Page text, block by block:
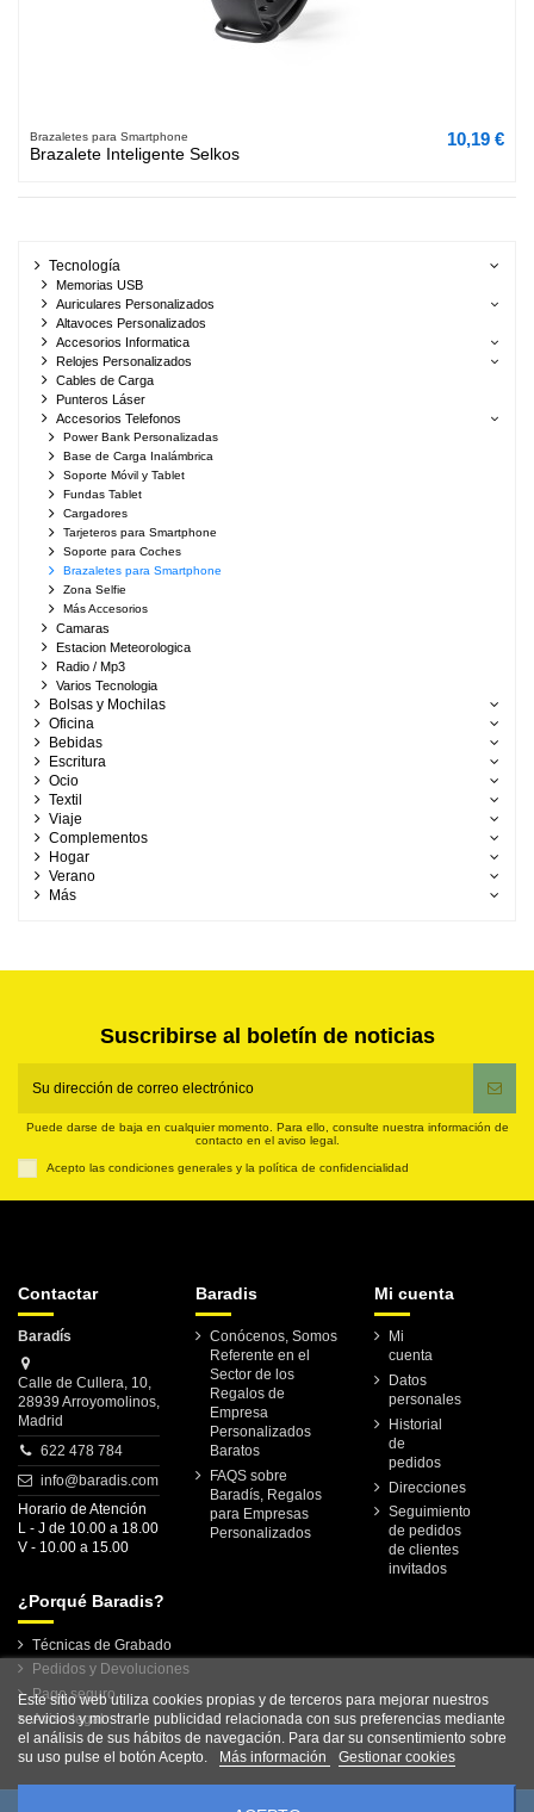
Brazaletes para Smartphone
Brazalete Inteligente Selkos
10,19 €
Tecnología
Memorias USB
Auriculares Personalizados
Altavoces Personalizados
Accesorios Informatica
Relojes Personalizados
Cables de Carga
Punteros Láser
Accesorios Telefonos
Power Bank Personalizadas
Base de Carga Inalámbrica
Soporte Móvil y Tablet
Fundas Tablet
Cargadores
Tarjeteros para Smartphone
Soporte para Coches
Brazaletes para Smartphone
Zona Selfie
Más Accesorios
Camaras
Estacion Meteorologica
Radio / Mp3
Varios Tecnologia
Bolsas y Mochilas
Oficina
Bebidas
Escritura
Ocio
Textil
Viaje
Complementos
Hogar
Verano
Más
Suscribirse al boletín de noticias
Puede darse de baja en cualquier momento. Para ello, consulte nuestra información de
contacto en el aviso legal.
Acepto las condiciones generales y la política de confidencialidad
Contactar
Baradís
Calle de Cullera, 10,
28939 Arroyomolinos,
Madrid
622 478 784
info@baradis.com
Horario de Atención
L - J de 10.00 a 18.00
V - 10.00 a 15.00
Baradis
Conócenos, Somos
Referente en el
Sector de los
Regalos de
Empresa
Personalizados
Baratos
FAQS sobre
Baradís, Regalos
para Empresas
Personalizados
Mi cuenta
Mi
cuenta
Datos
personales
Historial
de
pedidos
Direcciones
Seguimiento
de pedidos
de clientes
invitados
¿Porqué Baradis?
Técnicas de Grabado
Pedidos y Devoluciones
Pago seguro
Aviso legal
Este sitio web utiliza cookies propias y de terceros para mejorar nuestros
servicios y mostrarle publicidad relacionada con sus preferencias mediante
el análisis de sus hábitos de navegación. Para dar su consentimiento sobre
su uso pulse el botón Acepto.
Más información Gestionar cookies